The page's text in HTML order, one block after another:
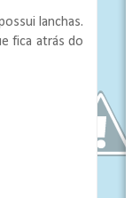
lanchas.
fica atrás do